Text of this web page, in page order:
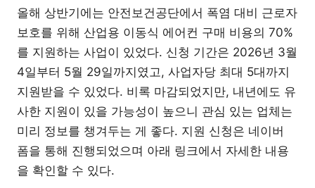
올해 상반기에는 안전보건공단에서 폭염 대비 근로자
보호를 위해 산업용 이동식 에어컨 구매 비용의 70%
를 지원하는 사업이 있었다. 신청 기간은 2026년 3월
4일부터 5월 29일까지였고, 사업자당 최대 5대까지
지원받을 수 있었다. 비록 마감되었지만, 내년에도 유
사한 지원이 있을 가능성이 높으니 관심 있는 업체는
미리 정보를 챙겨두는 게 좋다. 지원 신청은 네이버
폼을 통해 진행되었으며 아래 링크에서 자세한 내용
을 확인할 수 있다.